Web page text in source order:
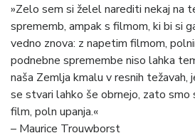
»Zelo sem si želel narediti nekaj na
sprememb, ampak s filmom, ki bi si
vedno znova: z napetim filmom,
podnebne spremembe niso lahka
naša Zemlja kmalu v resnih težavah,
se stvari lahko še obrnejo, zato
film, poln upanja.«
– Maurice Trouwborst